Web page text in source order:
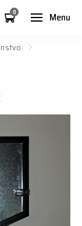
Menu
0